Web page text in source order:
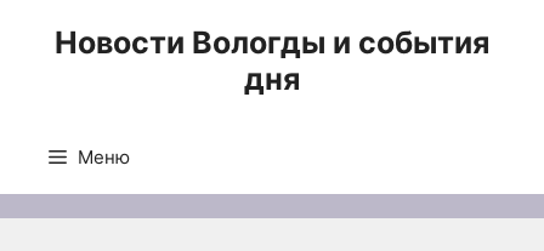
Новости Вологды и события
дня
Меню